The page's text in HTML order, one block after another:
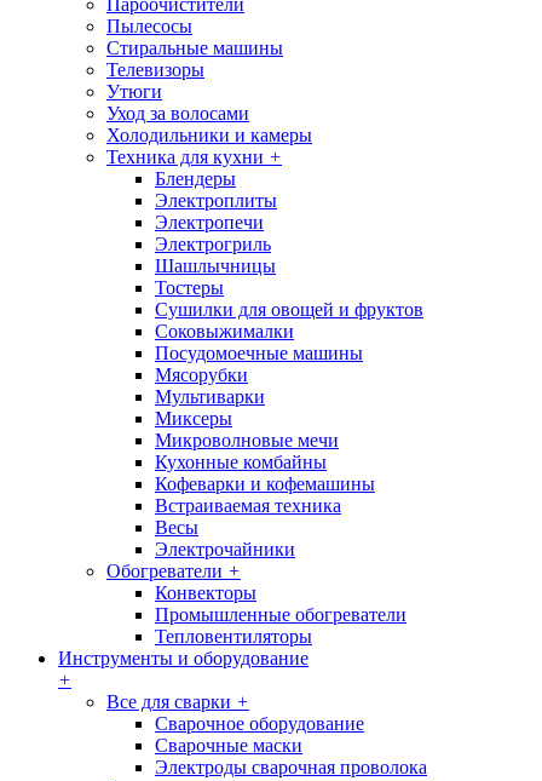
Пароочистители
Пылесосы
Стиральные машины
Телевизоры
Утюги
Уход за волосами
Холодильники и камеры
Техника для кухни +
Блендеры
Электроплиты
Электропечи
Электрогриль
Шашлычницы
Тостеры
Сушилки для овощей и фруктов
Соковыжималки
Посудомоечные машины
Мясорубки
Мультиварки
Миксеры
Микроволновые мечи
Кухонные комбайны
Кофеварки и кофемашины
Встраиваемая техника
Весы
Электрочайники
Обогреватели +
Конвекторы
Промышленные обогреватели
Тепловентиляторы
Инструменты и оборудование
+
Все для сварки +
Сварочное оборудование
Сварочные маски
Электроды сварочная проволока